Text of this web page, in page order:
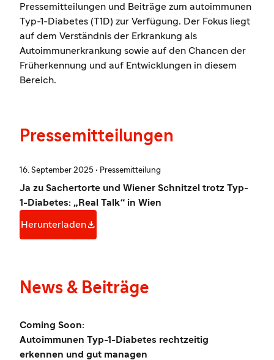
Pressemitteilungen und Beiträge zum autoimmunen
Typ-1-Diabetes (T1D) zur Verfügung. Der Fokus liegt
auf dem Verständnis der Erkrankung als
Autoimmunerkrankung sowie auf den Chancen der
Früherkennung und auf Entwicklungen in diesem
Bereich.
Pressemitteilungen
16. September 2025 • Pressemitteilung
Ja zu Sachertorte und Wiener Schnitzel trotz Typ-
1-Diabetes: „Real Talk“ in Wien
Herunterladen
News & Beiträge
Coming Soon:
Autoimmunen Typ-1-Diabetes rechtzeitig
erkennen und gut managen